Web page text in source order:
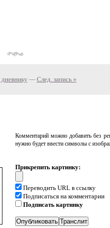
— След. запись »
Комментарий можно добавить без
нужно будет ввести символы с
Прикрепить картинку:
Переводить URL в ссылку
Подписаться на комментарии
Подписать картинку